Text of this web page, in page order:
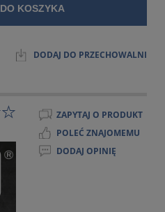
DO KOSZYKA
DODAJ DO PRZECHOWALNI
ZAPYTAJ O PRODUKT
POLEĆ ZNAJOMEMU
DODAJ OPINIĘ